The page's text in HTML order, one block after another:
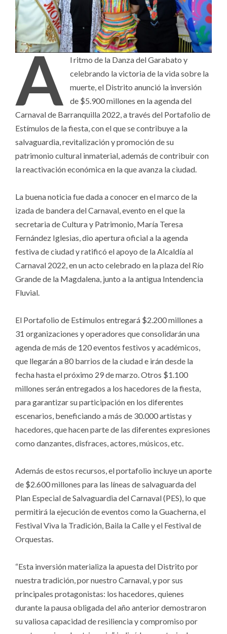
A
l ritmo de la Danza del Garabato y
celebrando la victoria de la vida sobre la
muerte, el Distrito anunció la inversión
de $5.900 millones en la agenda del
Carnaval de Barranquilla 2022, a través del Portafolio de
Estímulos de la fiesta, con el que se contribuye a la
salvaguardia, revitalización y promoción de su
patrimonio cultural inmaterial, además de contribuir con
la reactivación económica en la que avanza la ciudad.
La buena noticia fue dada a conocer en el marco de la
izada de bandera del Carnaval, evento en el que la
secretaria de Cultura y Patrimonio, María Teresa
Fernández Iglesias, dio apertura oficial a la agenda
festiva de ciudad y ratificó el apoyo de la Alcaldía al
Carnaval 2022, en un acto celebrado en la plaza del Río
Grande de la Magdalena, junto a la antigua Intendencia
Fluvial.
El Portafolio de Estímulos entregará $2.200 millones a
31 organizaciones y operadores que consolidarán una
agenda de más de 120 eventos festivos y académicos,
que llegarán a 80 barrios de la ciudad e irán desde la
fecha hasta el próximo 29 de marzo. Otros $1.100
millones serán entregados a los hacedores de la fiesta,
para garantizar su participación en los diferentes
escenarios, beneficiando a más de 30.000 artistas y
hacedores, que hacen parte de las diferentes expresiones
como danzantes, disfraces, actores, músicos, etc.
Además de estos recursos, el portafolio incluye un aporte
de $2.600 millones para las líneas de salvaguarda del
Plan Especial de Salvaguardia del Carnaval (PES), lo que
permitirá la ejecución de eventos como la Guacherna, el
Festival Viva la Tradición, Baila la Calle y el Festival de
Orquestas.
“Esta inversión materializa la apuesta del Distrito por
nuestra tradición, por nuestro Carnaval, y por sus
principales protagonistas: los hacedores, quienes
durante la pausa obligada del año anterior demostraron
su valiosa capacidad de resiliencia y compromiso por